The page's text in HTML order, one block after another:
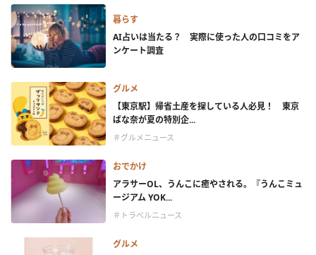
暮らす
AI占いは当たる？ 実際に使った人の口コミをア
ンケート調査
グルメ
【東京駅】帰省土産を探している人必見！ 東京
ばな奈が夏の特別企...
＃グルメニュース
おでかけ
アラサーOL、うんこに癒やされる。『うんこミュ
ージアム YOK...
＃トラベルニュース
グルメ